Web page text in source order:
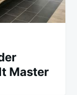
Master